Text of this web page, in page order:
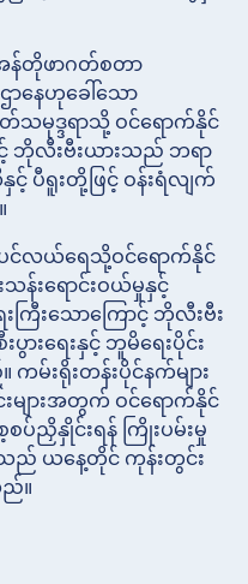
န်တိုဖာဂတ်စတာ
နေဟုခေါ်သော
သမုဒ္ဒရာသို့ ဝင်ရောက်နိုင်
ဘိုလီးဗီးယားသည် ဘရာ
လီနှင့် ပီရူးတို့ဖြင့် ဝန်းရံလျက်
င်လယ်ရေသို့ဝင်ရောက်နိုင်
းရောင်းဝယ်မှုနှင့်
းသောကြောင့် ဘိုလီးဗီး
းရေးနှင့် ဘူမိရေးပိုင်း
မ်းရိုးတန်းပိုင်နက်များ
ျားအတွက် ဝင်ရောက်နိုင်
ေ့စပ်ညှိနှိုင်းရန် ကြိုးပမ်းမှု
သည် ယနေ့တိုင် ကုန်းတွင်း
။